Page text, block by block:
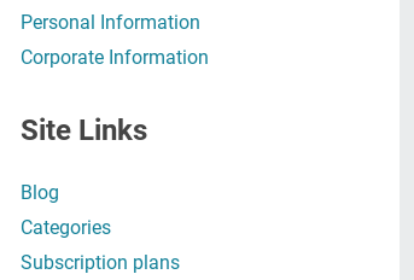
Personal Information
Corporate Information
Site Links
Blog
Categories
Subscription plans